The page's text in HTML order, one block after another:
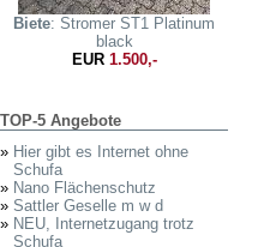
Biete: Stromer ST1 Platinum
black
EUR1.500,-
TOP-5 Angebote
» Hier gibt es Internet ohne
Schufa
» Nano Flächenschutz
» Sattler Geselle m w d
» NEU, Internetzugang trotz
Schufa